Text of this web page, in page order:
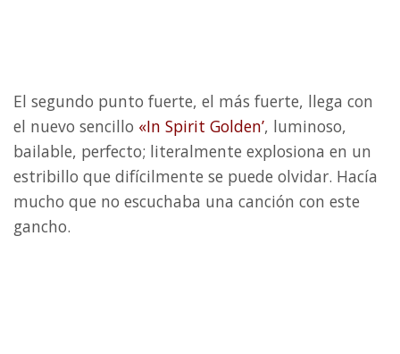
El segundo punto fuerte, el más fuerte, llega con
el nuevo sencillo «In Spirit Golden’, luminoso,
bailable, perfecto; literalmente explosiona en un
estribillo que difícilmente se puede olvidar. Hacía
mucho que no escuchaba una canción con este
gancho.